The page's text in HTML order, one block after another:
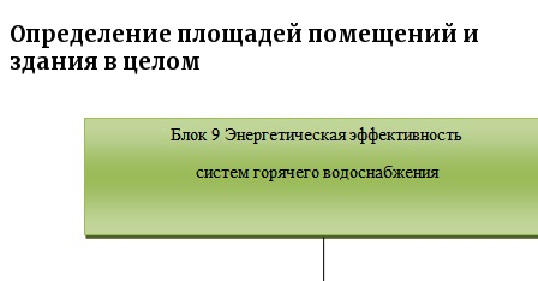
Определение площадей помещений и
здания в целом